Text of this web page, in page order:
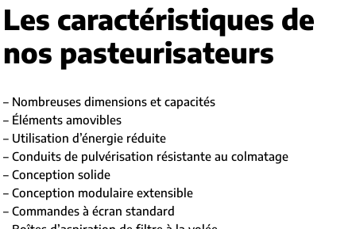
Les caractéristiques de
nos pasteurisateurs
– Nombreuses dimensions et capacités
– Éléments amovibles
– Utilisation d’énergie réduite
– Conduits de pulvérisation résistante au colmatage
– Conception solide
– Conception modulaire extensible
– Commandes à écran standard